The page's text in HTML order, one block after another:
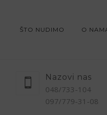
ŠTO NUDIMO O
Nazovi nas
048/733-104
097/779-31-08